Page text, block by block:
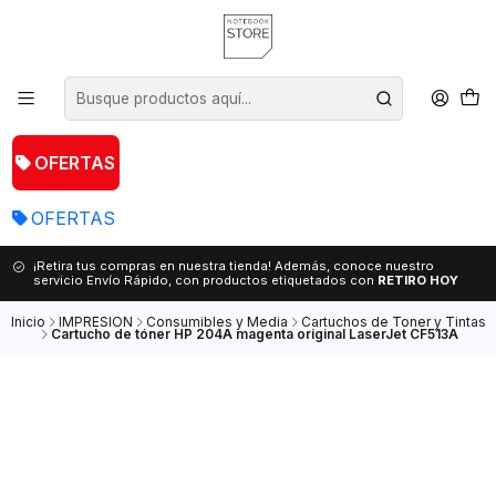
OFERTAS
OFERTAS
¡Retira tus compras en nuestra tienda! Además, conoce nuestro
servicio Envío Rápido, con productos etiquetados con RETIRO HOY
Inicio IMPRESION Consumibles y Media Cartuchos de Toner y Tintas
Cartucho de tóner HP 204A magenta original LaserJet CF513A